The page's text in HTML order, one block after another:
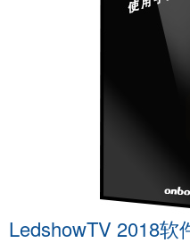
LedshowTV 2018软